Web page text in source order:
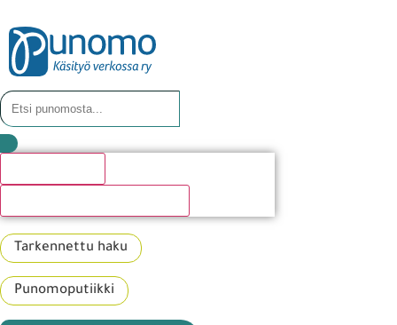
Tarkennettu haku
Punomoputiikki